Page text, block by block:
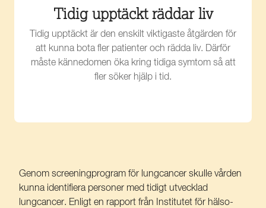
Tidig upptäckt räddar liv
Tidig upptäckt är den enskilt viktigaste åtgärden för
att kunna bota fler patienter och rädda liv. Därför
måste kännedomen öka kring tidiga symtom så att
fler söker hjälp i tid.
Genom screeningprogram för lungcancer skulle vården
kunna identifiera personer med tidigt utvecklad
lungcancer. Enligt en rapport från Institutet för hälso-